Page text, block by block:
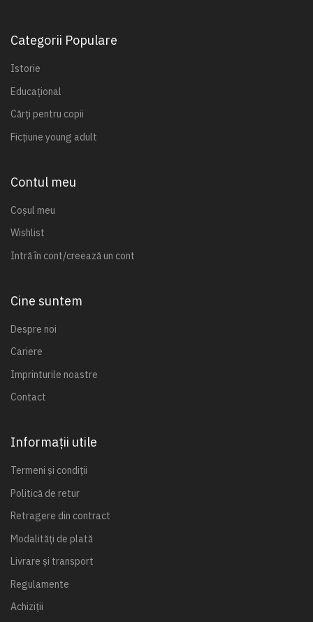
Categorii Populare
Istorie
Educațional
Cărți pentru copii
Ficțiune young adult
Contul meu
Coșul meu
Wishlist
Intră în cont/creează un cont
Cine suntem
Despre noi
Cariere
Imprinturile noastre
Contact
Informații utile
Termeni și condiții
Politică de retur
Retragere din contract
Modalități de plată
Livrare și transport
Regulamente
Achiziții